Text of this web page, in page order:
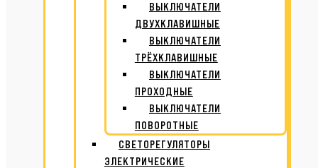
ВЫКЛЮЧАТЕЛИ
ДВУХКЛАВИШНЫЕ
ВЫКЛЮЧАТЕЛИ
ТРЁХКЛАВИШНЫЕ
ВЫКЛЮЧАТЕЛИ
ПРОХОДНЫЕ
ВЫКЛЮЧАТЕЛИ
ПОВОРОТНЫЕ
СВЕТОРЕГУЛЯТОРЫ
ЭЛЕКТРИЧЕСКИЕ